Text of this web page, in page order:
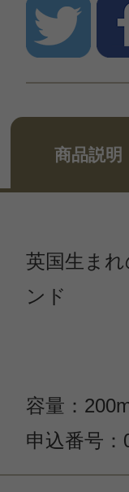
商品説明
英国生ま
ンド
容量：
申込番号：